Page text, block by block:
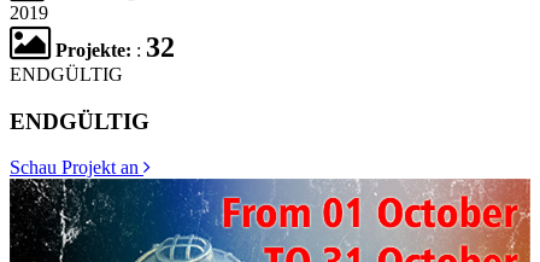
2019
Projekte: : 32
ENDGÜLTIG
ENDGÜLTIG
Schau Projekt an